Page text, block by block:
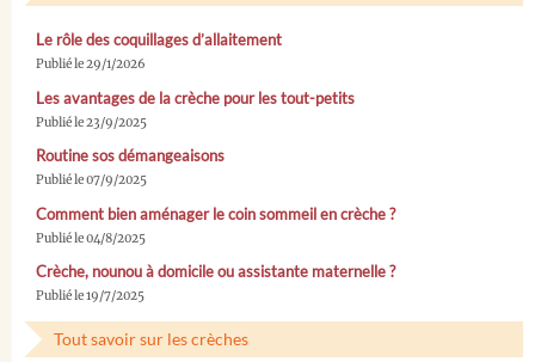
Le rôle des coquillages d’allaitement
Publié le 29/1/2026
Les avantages de la crèche pour les tout-petits
Publié le 23/9/2025
Routine sos démangeaisons
Publié le 07/9/2025
Comment bien aménager le coin sommeil en crèche ?
Publié le 04/8/2025
Crèche, nounou à domicile ou assistante maternelle ?
Publié le 19/7/2025
Tout savoir sur les crèches